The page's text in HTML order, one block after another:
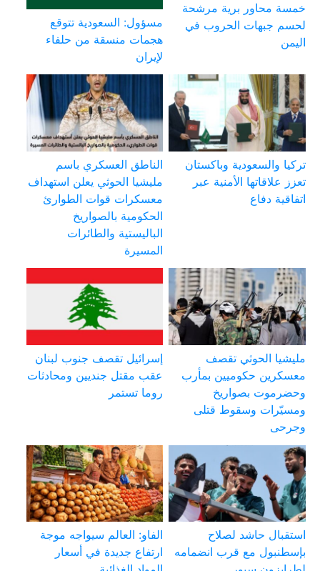
خمسة محاور برية مرشحة
لحسم جبهات الحروب في
اليمن
مسؤول: السعودية تتوقع
هجمات منسقة من حلفاء
لإيران
تركيا والسعودية وباكستان
تعزز علاقاتها الأمنية عبر
اتفاقية دفاع
الناطق العسكري باسم
مليشيا الحوثي يعلن استهداف
معسكرات قوات الطوارئ
الحكومية بالصواريخ
الباليستية والطائرات
المسيرة
مليشيا الحوثي تقصف
معسكرين حكوميين بمأرب
وحضرموت بصواريخ
ومسيّرات وسقوط قتلى
وجرحى
إسرائيل تقصف جنوب لبنان
عقب مقتل جنديين ومحادثات
روما تستمر
استقبال حاشد لصلاح
بإسطنبول مع قرب انضمامه
الفاو: العالم سيواجه موجة
ارتفاع جديدة في أسعار